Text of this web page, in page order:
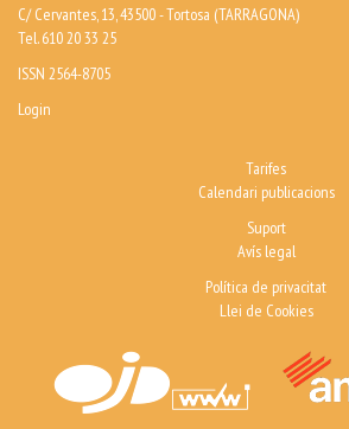
C/ Cervantes, 13, 43500 - Tortosa (TARRAGONA)
Tel. 610 20 33 25
ISSN 2564-8705
Login
Tarifes
Calendari publicacions
Suport
Avís legal
Política de privacitat
Llei de Cookies